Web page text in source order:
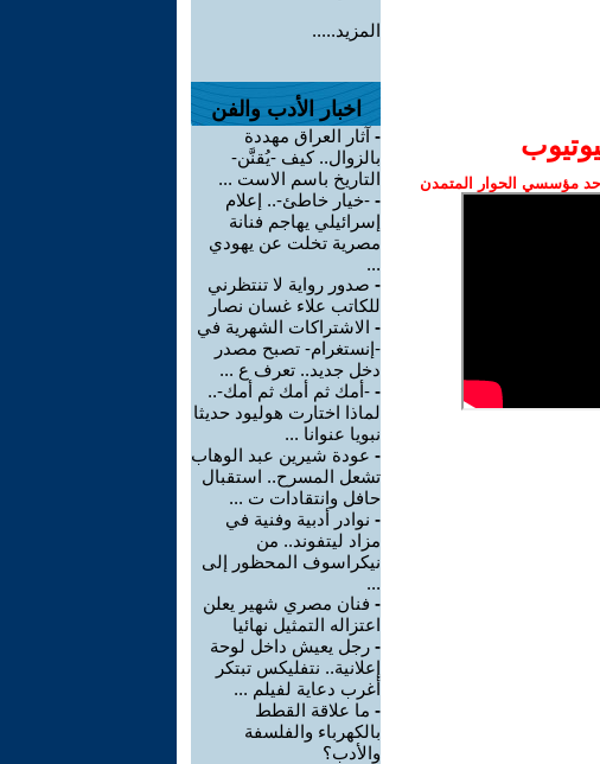
مؤسسي الحوار المتمدن
المزيد.....
اخبار الأدب والفن
- آثار العراق مهددة
بالزوال.. كيف -يُقنَّن-
التاريخ باسم الاست ...
- -خيار خاطئ-.. إعلام
إسرائيلي يهاجم فنانة
مصرية تخلت عن يهودي
...
- صدور رواية لا تنتظرني
للكاتب علاء غسان نصار
- الاشتراكات الشهرية في
-إنستغرام- تصبح مصدر
دخل جديد.. تعرف ع ...
- -أمك ثم أمك ثم أمك-..
لماذا اختارت هوليود حديثا
نبويا عنوانا ...
- عودة شيرين عبد الوهاب
تشعل المسرح.. استقبال
حافل وانتقادات ت ...
- نوادر أدبية وفنية في
مزاد ليتفوند.. من
نيكراسوف المحظور إلى
...
- فنان مصري شهير يعلن
اعتزاله التمثيل نهائيا
- رجل يعيش داخل لوحة
إعلانية.. نتفليكس تبتكر
أغرب دعاية لفيلم ...
- ما علاقة القطط
بالكهرباء والفلسفة
والأدب؟